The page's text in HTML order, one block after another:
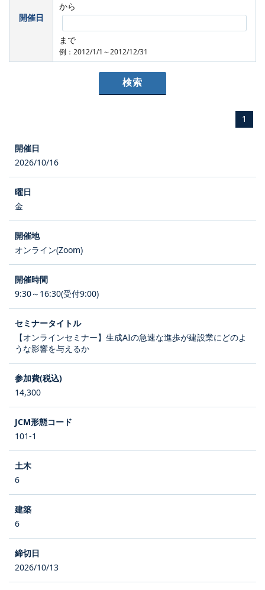
開催日
から
まで
例：2012/1/1～2012/12/31
1
2026/10/16
金
オンライン(Zoom)
9:30～16:30(受付9:00)
【オンラインセミナー】生成AIの急速な進歩が建設業にどのよ
うな影響を与えるか
14,300
101-1
6
6
2026/10/13